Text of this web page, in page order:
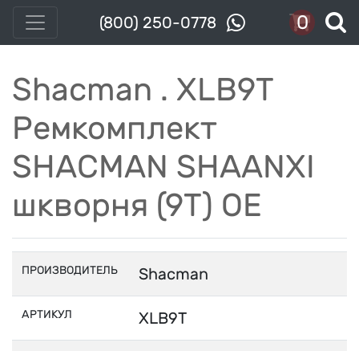
(800) 250-0778 0
Shacman . XLB9T
Ремкомплект
SHACMAN SHAANXI
шкворня (9Т) OE
ПРОИЗВОДИТЕЛЬ Shacman
АРТИКУЛ XLB9T